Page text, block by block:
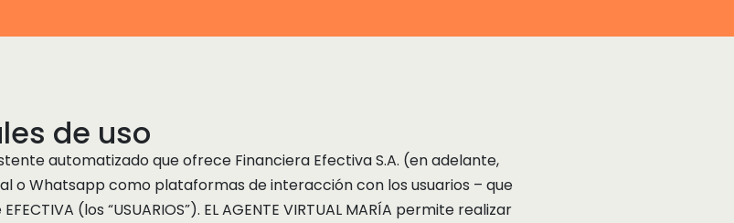
de uso
automatizado que ofrece Financiera Efectiva S.A. (en adelante,
o Whatsapp como plataformas de interacción con los usuarios – que
(los “USUARIOS”). EL AGENTE VIRTUAL MARÍA permite realizar